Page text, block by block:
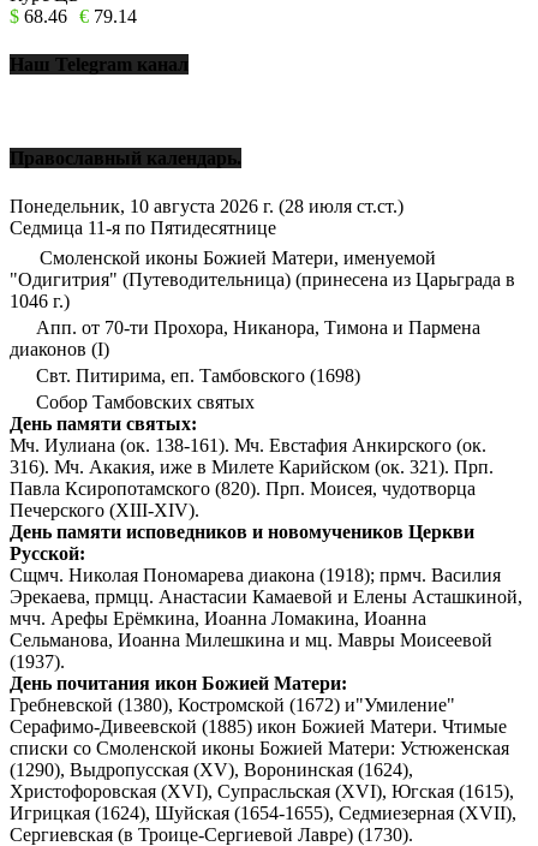
$ 68.46 € 79.14
Наш Telegram канал
Православный календарь.
Понедельник, 10 августа 2026 г. (28 июля ст.ст.)
Седмица 11-я по Пятидесятнице
Смоленской иконы Божией Матери, именуемой
"Одигитрия" (Путеводительница) (принесена из Царьграда в
1046 г.)
Апп. от 70-ти Прохора, Никанора, Тимона и Пармена
диаконов (I)
Свт. Питирима, еп. Тамбовского (1698)
Собор Тамбовских святых
День памяти святых:
Мч. Иулиана (ок. 138-161). Мч. Евстафия Анкирского (ок.
316). Мч. Акакия, иже в Милете Карийском (ок. 321). Прп.
Павла Ксиропотамского (820). Прп. Моисея, чудотворца
Печерского (XIII-XIV).
День памяти исповедников и новомучеников Церкви
Русской:
Сщмч. Николая Пономарева диакона (1918); прмч. Василия
Эрекаева, прмцц. Анастасии Камаевой и Елены Асташкиной,
мчч. Арефы Ерёмкина, Иоанна Ломакина, Иоанна
Сельманова, Иоанна Милешкина и мц. Мавры Моисеевой
(1937).
День почитания икон Божией Матери:
Гребневской (1380), Костромской (1672) и"Умиление"
Серафимо-Дивеевской (1885) икон Божией Матери. Чтимые
списки со Смоленской иконы Божией Матери: Устюженская
(1290), Выдропусская (XV), Воронинская (1624),
Христофоровская (XVI), Супрасльская (XVI), Югская (1615),
Игрицкая (1624), Шуйская (1654-1655), Седмиезерная (XVII),
Сергиевская (в Троице-Сергиевой Лавре) (1730).